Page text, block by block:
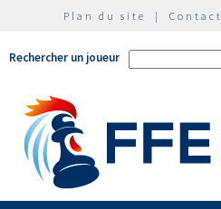
Plan du site | Contact
Rechercher un joueur